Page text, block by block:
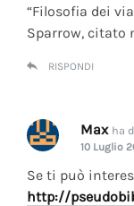
“Filosofia dei
Sparrow, citato
RISPONDI
Max ha
10 Luglio
Se ti può
http://